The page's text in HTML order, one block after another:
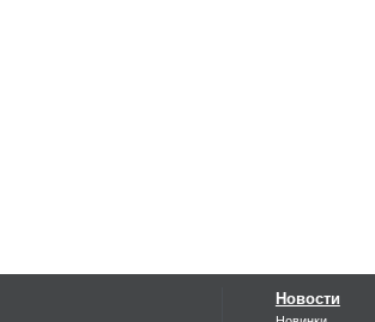
Новости